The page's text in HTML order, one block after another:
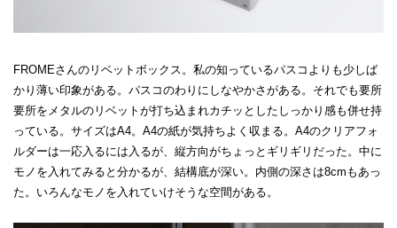
FROMEさんのリベットボックス。私の知っているパスコよりも少しば
かり薄い印象がある。パスコのわりにしなやかさがある。それでも要所
要所をメタルのリベットが打ち込まれカチッとしたしっかり感も併せ持
っている。サイズはA4。A4の紙が気持ちよく収まる。A4のクリアフォ
ルダーは一応入るには入るが、縦方向がちょっとギリギリだった。中に
モノを入れてみると分かるが、結構底が深い。内側の深さは8cmもあっ
た。いろんなモノを入れていけそうな空間がある。